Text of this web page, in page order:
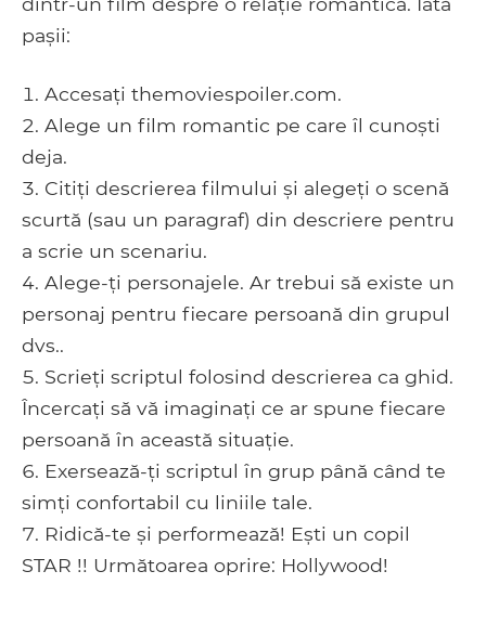
pașii:
Accesați themoviespoiler.com.
Alege un film romantic pe care îl cunoști
deja.
Citiți descrierea filmului și alegeți o scenă
scurtă (sau un paragraf) din descriere pentru
a scrie un scenariu.
Alege-ți personajele. Ar trebui să existe un
personaj pentru fiecare persoană din grupul
dvs..
Scrieți scriptul folosind descrierea ca ghid.
Încercați să vă imaginați ce ar spune fiecare
persoană în această situație.
Exersează-ți scriptul în grup până când te
simți confortabil cu liniile tale.
Ridică-te și performează! Ești un copil
STAR !! Următoarea oprire: Hollywood!